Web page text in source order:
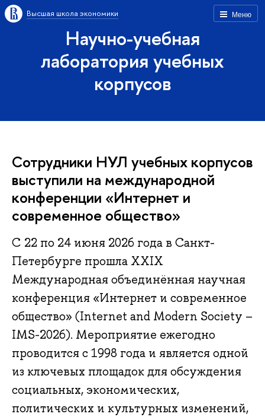
Меню
Высшая школа экономики
Научно-учебная
лаборатория учебных
корпусов
Сотрудники НУЛ учебных корпусов
выступили на международной
конференции «Интернет и
современное общество»
С 22 по 24 июня 2026 года в Санкт-
Петербурге прошла XXIX
Международная объединённая научная
конференция «Интернет и современное
общество» (Internet and Modern Society –
IMS-2026). Мероприятие ежегодно
проводится с 1998 года и является одной
из ключевых площадок для обсуждения
социальных, экономических,
политических и культурных изменений,